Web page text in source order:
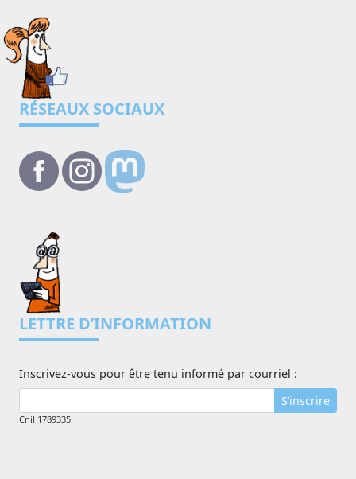
RÉSEAUX SOCIAUX
LETTRE D’INFORMATION
Inscrivez-vous pour être tenu informé par courriel :
S’inscrire
Cnil 1789335